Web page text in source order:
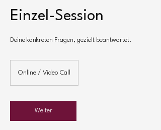
Einzel-Session
Deine konkreten Fragen, gezielt beantwortet.
Online / Video Call
Weiter